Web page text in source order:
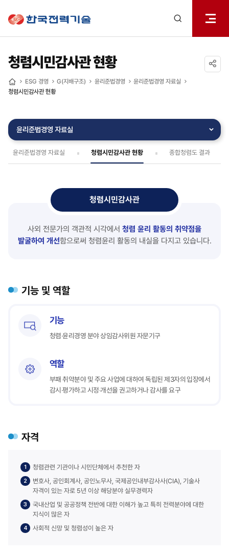
열기
청렴시민감사관 현황
홈
ESG 경영 G(지배구조) 윤리준법경영
윤리준법경영 자료실
청렴시민감사관 현황
윤리준법경영 자료실
윤리준법경영 자료실 청렴시민감사관 현황 종합청렴도 결과
청렴시민감사관
사외 전문가의 객관적 시각에서 청렴 윤리 활동의 취약점을
발굴하여 개선함으로써 청렴윤리 활동의 내실을 다지고 있습니다.
기능 및 역할
기능
청렴‧윤리경영 분야 상임감사위원 자문기구
역할
부패 취약분야 및 주요 사업에 대하여 독립된 제3자의 입장에서
감시‧평가하고 시정‧개선을 권고하거나 감사를 요구
자격
청렴관련 기관이나 시민단체에서 추천한 자
변호사, 공인회계사, 공인노무사, 국제공인내부감사사(CIA), 기술사
자격이 있는 자로 5년 이상 해당분야 실무경력자
국내산업 및 공공정책 전반에 대한 이해가 높고 특히 전력분야에 대한
지식이 많은 자
사회적 신망 및 청렴성이 높은 자